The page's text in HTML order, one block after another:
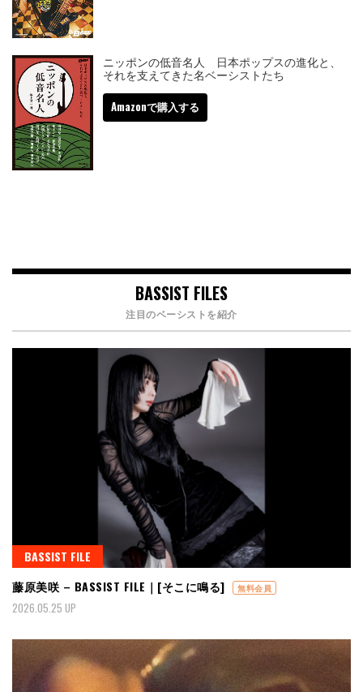
ニッポンの低音名人 日本ポップスの進化と、
それを支えてきた名ベーシストたち
Amazonで購入する
BASSIST FILES
注目のベーシストを紹介
BASSIST FILE
藤原美咲 – BASSIST FILE｜[そこに鳴る]
無料会員
2026.05.25 UP